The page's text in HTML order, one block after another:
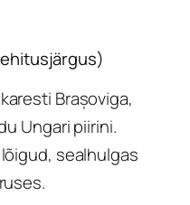
Brașoviga,
Ungari piirini.
sealhulgas